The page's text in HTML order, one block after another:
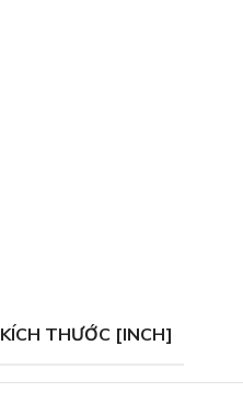
KÍCH THƯỚC [INCH]